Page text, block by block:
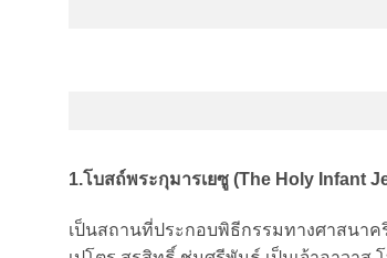
1.โบสถ์พระกุมารเยซู (The Holy Infant
เป็นสถานที่ประกอบพิธีกรรมทางศาสนา